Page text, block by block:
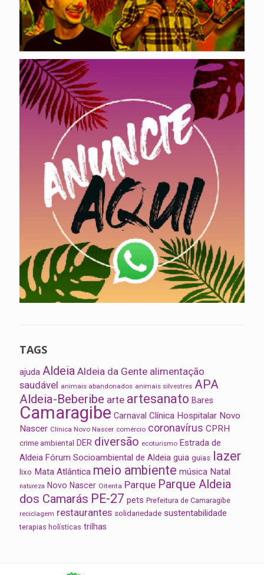
TAGS
ajuda Aldeia Aldeia da Gente alimentação
saudável animais abandonados animais silvestres APA
Aldeia-Beberibe arte artesanato Bares
Camaragibe Carnaval Clínica Hospitalar Novo
Nascer Clínica Novo Nascer comércio coronavírus CPRH
crime ambiental DER diversão ecoturismo Estrada de
Aldeia Fórum Socioambiental de Aldeia guia guias lazer
lixo Mata Atlântica meio ambiente música Natal
natureza Novo Nascer Oitenta Parque Parque Aldeia
dos Camarás PE-27 pets Prefeitura de Camaragibe
reciclagem restaurantes solidariedade sustentabilidade
terapias holísticas trilhas